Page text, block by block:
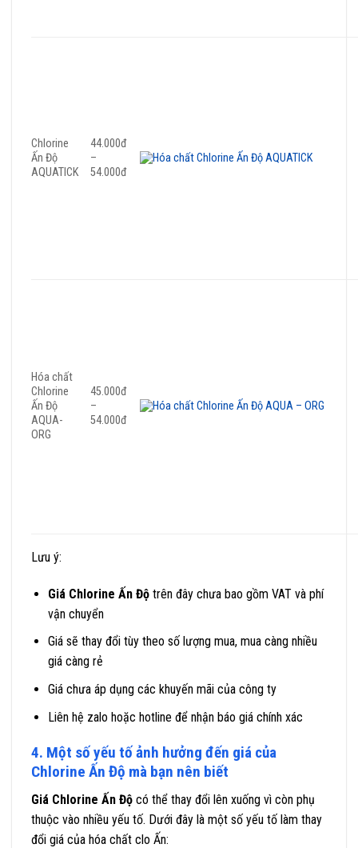
Chlorine
Ấn Độ
AQUATICK
44.000đ
–
54.000đ
Hóa chất
Chlorine
Ấn Độ
AQUA-
ORG
45.000đ
–
54.000đ
Lưu ý:
Giá Chlorine Ấn Độtrên đây chưa bao gồm VAT và phí
vận chuyển
Giá sẽ thay đổi tùy theo số lượng mua, mua càng nhiều
giá càng rẻ
Giá chưa áp dụng các khuyến mãi của công ty
Liên hệ zalo hoặc hotline để nhận báo giá chính xác
4. Một số yếu tố ảnh hưởng đến giá của
Chlorine Ấn Độ mà bạn nên biết
Giá Chlorine Ấn Độ có thể thay đổi lên xuống vì còn phụ
thuộc vào nhiều yếu tố. Dưới đây là một số yếu tố làm thay
đổi giá của hóa chất clo Ấn: